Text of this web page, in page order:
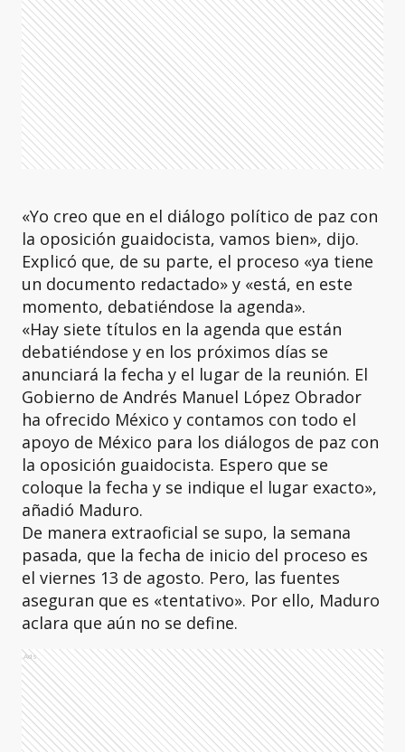
«Yo creo que en el diálogo político de paz con
la oposición guaidocista, vamos bien», dijo.
Explicó que, de su parte, el proceso «ya tiene
un documento redactado» y «está, en este
momento, debatiéndose la agenda».
«Hay siete títulos en la agenda que están
debatiéndose y en los próximos días se
anunciará la fecha y el lugar de la reunión. El
Gobierno de Andrés Manuel López Obrador
ha ofrecido México y contamos con todo el
apoyo de México para los diálogos de paz con
la oposición guaidocista. Espero que se
coloque la fecha y se indique el lugar exacto»,
añadió Maduro.
De manera extraoficial se supo, la semana
pasada, que la fecha de inicio del proceso es
el viernes 13 de agosto. Pero, las fuentes
aseguran que es «tentativo». Por ello, Maduro
aclara que aún no se define.
Ads